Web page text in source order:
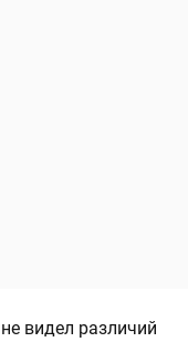
видел различий